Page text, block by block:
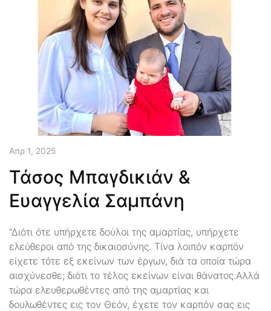
Απρ 1, 2025
Τάσος Μπαγδικιάν &
Ευαγγελία Σαμπάνη
“Διότι ότε υπήρχετε δούλοι της αμαρτίας, υπήρχετε
ελεύθεροι από της δικαιοσύνης. Τίνα λοιπόν καρπόν
είχετε τότε εξ εκείνων των έργων, διά τα οποία τώρα
αισχύνεσθε; διότι το τέλος εκείνων είναι θάνατος.Αλλά
τώρα ελευθερωθέντες από της αμαρτίας και
δουλωθέντες εις τον Θεόν, έχετε τον καρπόν σας εις